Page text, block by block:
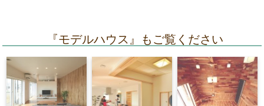
『モデルハウス』もご覧ください